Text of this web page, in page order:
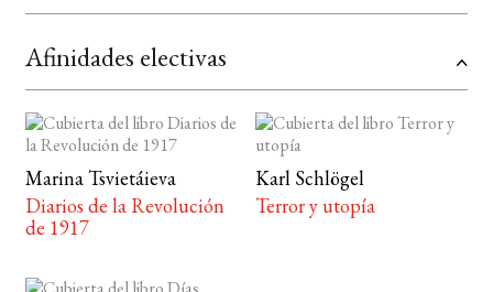
Afinidades electivas
Marina Tsvietáieva
Diarios de la Revolución
de 1917
Karl Schlögel
Terror y utopía